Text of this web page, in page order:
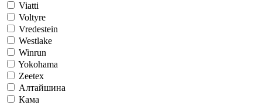
Viatti
Voltyre
Vredestein
Westlake
Winrun
Yokohama
Zeetex
Алтайшина
Кама